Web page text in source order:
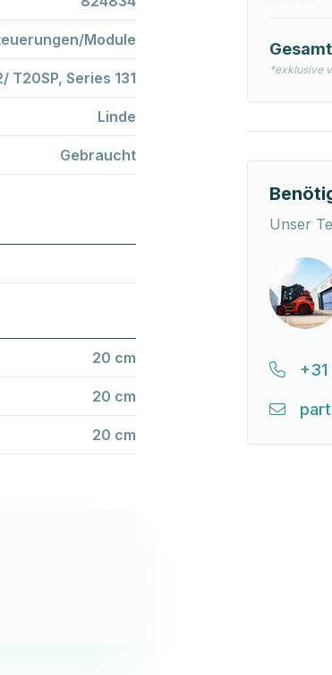
*exklusive
Unser
Module
T20SP, Series 131
Linde
Gebraucht
20 cm
20 cm
20 cm